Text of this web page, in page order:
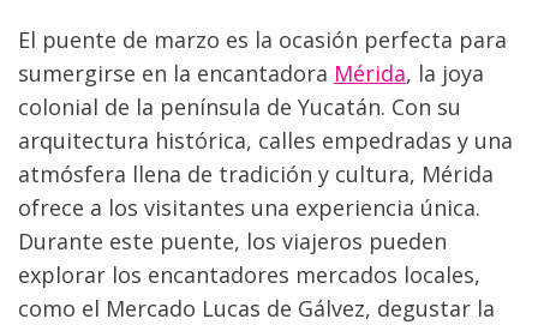
El puente de marzo es la ocasión perfecta para
sumergirse en la encantadora Mérida, la joya
colonial de la península de Yucatán. Con su
arquitectura histórica, calles empedradas y una
atmósfera llena de tradición y cultura, Mérida
ofrece a los visitantes una experiencia única.
Durante este puente, los viajeros pueden
explorar los encantadores mercados locales,
como el Mercado Lucas de Gálvez, degustar la